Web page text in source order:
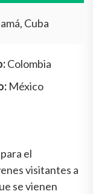
Cuba
Colombia
México
el
visitantes a
se vienen